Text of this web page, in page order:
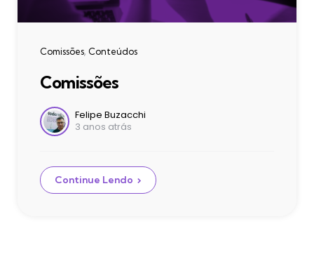
Categories
Comissões Conteúdos
Comissões
Postado
por
Felipe Buzacchi
3 anos atrás
Continue Lendo